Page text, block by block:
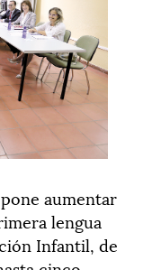
aumentar
lengua
Infantil, de